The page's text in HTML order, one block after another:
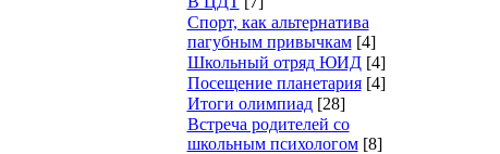
Спорт, как альтернатива
пагубным привычкам [4]
Школьный отряд ЮИД [4]
Посещение планетария [4]
Итоги олимпиад [28]
Встреча родителей со
школьным психологом [8]